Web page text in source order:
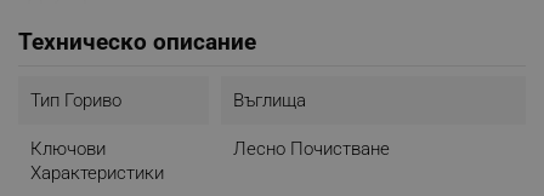
- Размери малка подложка: 34 см х 23.5
Техническо описание
Тип Гориво Въглища
Ключови
Характеристики
Лесно Почистване